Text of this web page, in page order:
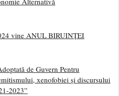
vine ANUL BIRUINȚEI
de Guvern Pentru
xenofobiei și discursului
2023”